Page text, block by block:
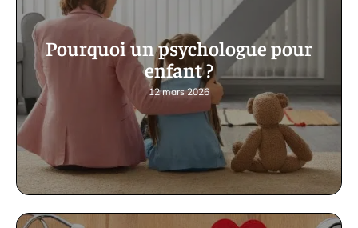
Pourquoi un psychologue pour
enfant ?
12 mars 2026